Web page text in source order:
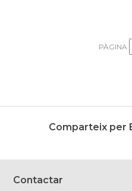
PÀGINA
Comparteix per
Contactar